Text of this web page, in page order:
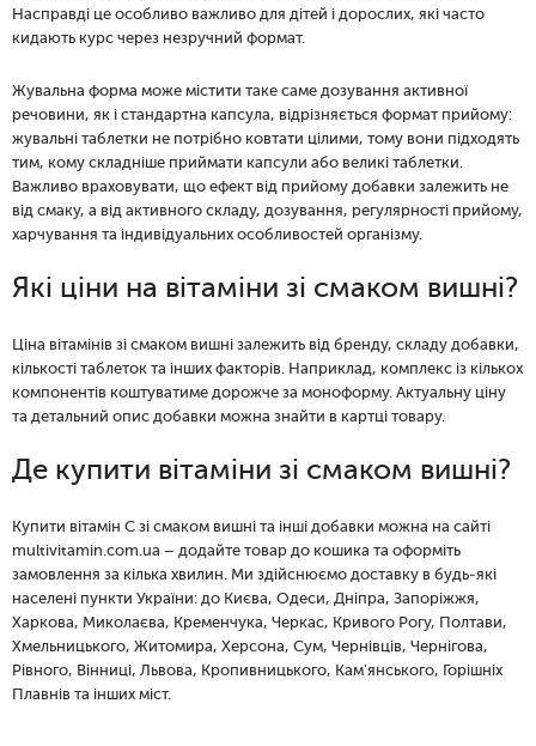
Насправді це особливо важливо для дітей і дорослих, які часто
кидають курс через незручний формат.
Жувальна форма може містити таке саме дозування активної
речовини, як і стандартна капсула, відрізняється формат прийому:
жувальні таблетки не потрібно ковтати цілими, тому вони підходять
тим, кому складніше приймати капсули або великі таблетки.
Важливо враховувати, що ефект від прийому добавки залежить не
від смаку, а від активного складу, дозування, регулярності прийому,
харчування та індивідуальних особливостей організму.
Які ціни на вітаміни зі смаком вишні?
Ціна вітамінів зі смаком вишні залежить від бренду, складу добавки,
кількості таблеток та інших факторів. Наприклад, комплекс із кількох
компонентів коштуватиме дорожче за моноформу. Актуальну ціну
та детальний опис добавки можна знайти в картці товару.
Де купити вітаміни зі смаком вишні?
Купити вітамін С зі смаком вишні та інші добавки можна на сайті
multivitamin.com.ua – додайте товар до кошика та оформіть
замовлення за кілька хвилин. Ми здійснюємо доставку в будь-які
населені пункти України: до Києва, Одеси, Дніпра, Запоріжжя,
Харкова, Миколаєва, Кременчука, Черкас, Кривого Рогу, Полтави,
Хмельницького, Житомира, Херсона, Сум, Чернівців, Чернігова,
Рівного, Вінниці, Львова, Кропивницького, Кам'янського, Горішніх
Плавнів та інших міст.